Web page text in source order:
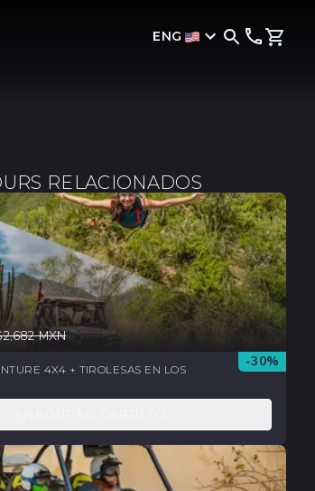
ENG
RELACIONADOS
2,682 MXN
-30%
4X4 + TIROLESAS EN LOS